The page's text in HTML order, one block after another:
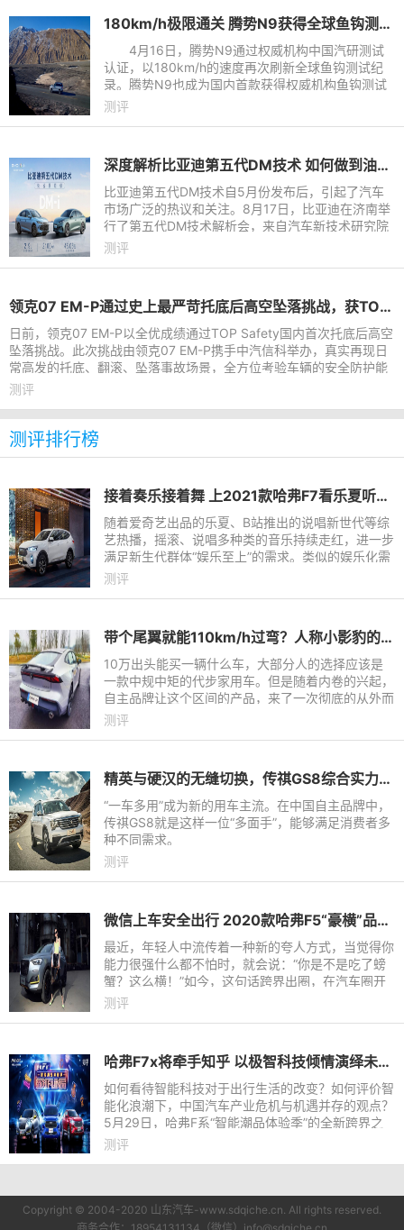
180km/h极限通关 腾势N9获得全球鱼钩测试最高速认证
4月16日，腾势N9通过权威机构中国汽研测试
认证，以180km/h的速度再次刷新全球鱼钩测试纪
录。腾势N9也成为国内首款获得权威机构鱼钩测试
认证的车型。之前，在腾势N9发布会上官方公布的
测评
深度解析比亚迪第五代DM技术 如何做到油耗减半、续航翻倍？
比亚迪第五代DM技术自5月份发布后，引起了汽车
市场广泛的热议和关注。8月17日，比亚迪在济南举
行了第五代DM技术解析会，来自汽车新技术研究院
的高级工程师，全面解析了第五代DM的技术创新
测评
领克07 EM-P通过史上最严苛托底后高空坠落挑战，获TOP Safety权威认证
日前，领克07 EM-P以全优成绩通过TOP Safety国内首次托底后高空
坠落挑战。此次挑战由领克07 EM-P携手中汽信科举办，真实再现日
常高发的托底、翻滚、坠落事故场景，全方位考验车辆的安全防护能
力，也展现了领克不做安
测评
测评排行榜
接着奏乐接着舞 上2021款哈弗F7看乐夏听说唱
随着爱奇艺出品的乐夏、B站推出的说唱新世代等综
艺热播，摇滚、说唱多种类的音乐持续走红，进一步
满足新生代群体“娱乐至上”的需求。类似的娱乐化需
求同样出现在出行市场，如坐飞机无需关机可有效缓
测评
带个尾翼就能110km/h过弯？人称小影豹的长安UNI-V又撞了
10万出头能买一辆什么车，大部分人的选择应该是
一款中规中矩的代步家用车。但是随着内卷的兴起，
自主品牌让这个区间的产品，来了一次彻底的从外而
内的改变。什么运动时尚的外观、隐藏电动门把手、
测评
精英与硬汉的无缝切换，传祺GS8综合实力解析
“一车多用”成为新的用车主流。在中国自主品牌中，
传祺GS8就是这样一位“多面手”，能够满足消费者多
种不同需求。
测评
微信上车安全出行 2020款哈弗F5“豪横”品质成年轻爆款
最近，年轻人中流传着一种新的夸人方式，当觉得你
能力很强什么都不怕时，就会说：“你是不是吃了螃
蟹？这么横！”如今，这句话跨界出圈，在汽车圈开
始盛行，许多年轻用户都认为哈弗F5是吃了螃蟹，
测评
哈弗F7x将牵手知乎 以极智科技倾情演绎未来出行生活
如何看待智能科技对于出行生活的改变？如何评价智
能化浪潮下，中国汽车产业危机与机遇并存的观点？
5月29日，哈弗F系“智能潮品体验季”的全新跨界之
旅——“新知Fun局”将携手知名主持人蔡紫、车若初
测评
Copyright © 2004-2020 山东汽车-www.sdqiche.cn. All rights reserved.